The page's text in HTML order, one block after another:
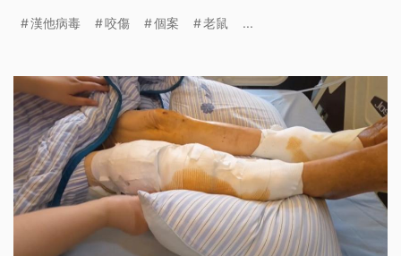
果為首爾病毒，致死率約1%，且過往無人傳人紀錄。
漢他病毒 咬傷 個案 老鼠 ...